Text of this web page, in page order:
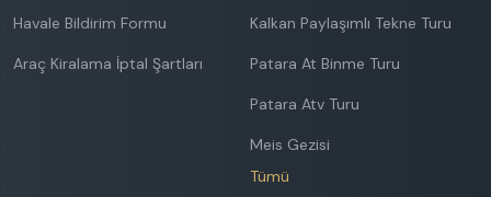
Havale Bildirim Formu
Araç Kiralama İptal Şartları
Kalkan Paylaşımlı Tekne Turu
Patara At Binme Turu
Patara Atv Turu
Meis Gezisi
Tümü